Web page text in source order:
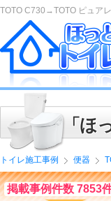
TOTO C730→TOTO ピュア
「ほ
トイレ施工事例 便器
掲載事例件数 7853